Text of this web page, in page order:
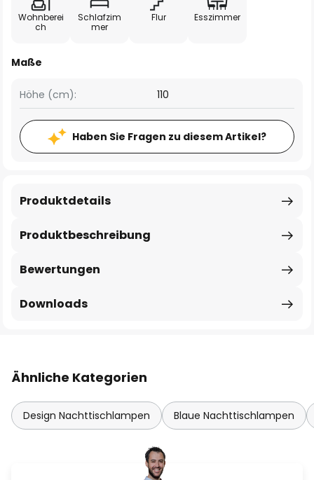
Wohnberei
ch
Schlafzim
mer
Flur Esszimmer
Maße
Höhe (cm): 110
Haben Sie Fragen zu diesem Artikel?
Produktbeschreibung
Produktdetails
Bewertungen
Downloads
Ähnliche Kategorien
Design Nachttischlampen Blaue Nachttischlampen